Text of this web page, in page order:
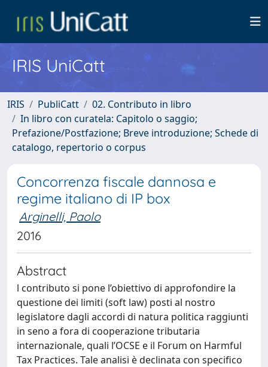
IRIS UniCatt
IRIS PubliCatt
02. Contributo in libro
In libro con curatela: Capitolo o saggio;
Prefazione/Postfazione; Breve introduzione; Schede di
catalogo, repertorio o corpus
Concorrenza fiscale dannosa e
regime italiano di IP box
Arginelli, Paolo
2016
Abstract
l contributo si pone l’obiettivo di approfondire la
questione dei limiti (soft law) posti al nostro
legislatore dagli accordi di natura politica raggiunti
in seno a fora di cooperazione tributaria
internazionale, quali l’OCSE e il Forum on Harmful
Tax Practices. Tale analisi è declinata con specifico